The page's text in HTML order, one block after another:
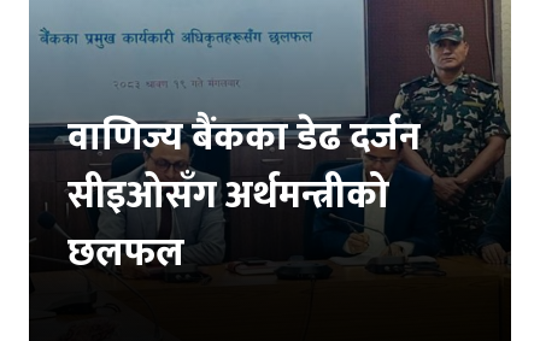
वाणिज्य बैंकका डेढ दर्जन
सीइओसँग अर्थमन्त्रीको
छलफल